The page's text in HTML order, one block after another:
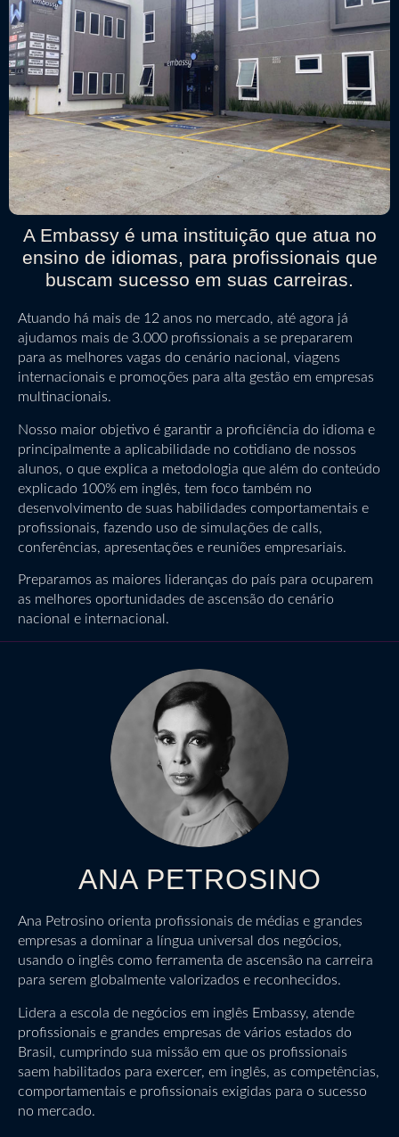
A Embassy é uma instituição que atua no
ensino de idiomas, para profissionais que
buscam sucesso em suas carreiras.
Atuando há mais de 12 anos no mercado, até agora já
ajudamos mais de 3.000 profissionais a se prepararem
para as melhores vagas do cenário nacional, viagens
internacionais e promoções para alta gestão em empresas
multinacionais.
Nosso maior objetivo é garantir a proficiência do idioma e
principalmente a aplicabilidade no cotidiano de nossos
alunos, o que explica a metodologia que além do conteúdo
explicado 100% em inglês, tem foco também no
desenvolvimento de suas habilidades comportamentais e
profissionais, fazendo uso de simulações de calls,
conferências, apresentações e reuniões empresariais.
Preparamos as maiores lideranças do país para ocuparem
as melhores oportunidades de ascensão do cenário
nacional e internacional.
ANA PETROSINO
Ana Petrosino orienta profissionais de médias e grandes
empresas a dominar a língua universal dos negócios,
usando o inglês como ferramenta de ascensão na carreira
para serem globalmente valorizados e reconhecidos.
Lidera a escola de negócios em inglês Embassy, atende
profissionais e grandes empresas de vários estados do
Brasil, cumprindo sua missão em que os profissionais
saem habilitados para exercer, em inglês, as competências,
comportamentais e profissionais exigidas para o sucesso
no mercado.